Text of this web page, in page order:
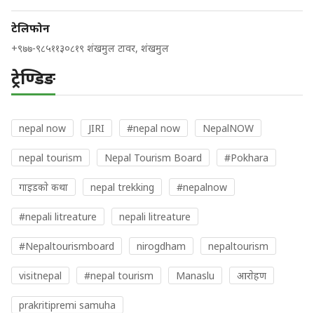
टेलिफोन
+९७७-९८५११३०८१९ शंखमुल टावर, शंखमुल
ट्रेण्डिङ
nepal now JIRI #nepal now NepalNOW
nepal tourism Nepal Tourism Board #Pokhara
गाइडकाे कथा nepal trekking #nepalnow
#nepali litreature nepali litreature
#Nepaltourismboard nirogdham nepaltourism
visitnepal #nepal tourism Manaslu आराेहण
prakritipremi samuha